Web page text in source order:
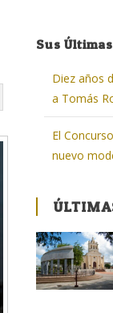
Sus
Diez años
a Tomás
El
nuevo